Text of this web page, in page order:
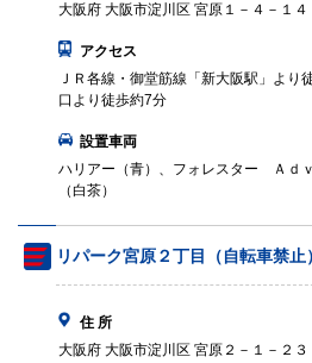
大阪府 大阪市淀川区 宮原１－４－１４
アクセス
ＪＲ各線・御堂筋線「新大阪駅」より
口より徒歩約7分
設置車両
ハリアー（青）、フォレスター Ａｄ
（白茶）
リパーク宮原２丁目（自転車禁止）
住 所
大阪府 大阪市淀川区 宮原２－１－２３